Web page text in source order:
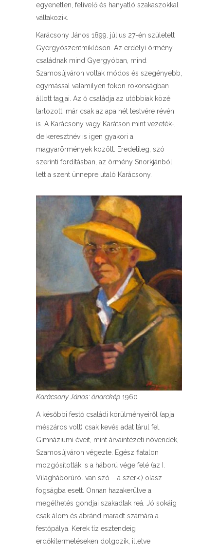
egyenetlen, felívelő és hanyatló szakaszokkal
váltakozik.
Karácsony János 1899. július 27-én született
Gyergyószentmiklóson. Az erdélyi örmény
családnak mind Gyergyóban, mind
Szamosújváron voltak módos és szegényebb,
egymással valamilyen fokon rokonságban
állott tagjai. Az ő családja az utóbbiak közé
tartozott, már csak az apa hét testvére révén
is. A Karácsony vagy Karátson mint vezeték-,
de keresztnév is igen gyakori a
magyarörmények között. Eredetileg, szó
szerinti fordításban, az örmény Snorkjánból
lett a szent ünnepre utaló Karácsony.
Karácsony János: önarckép 1960
A későbbi festő családi körülményeiről (apja
mészáros volt) csak kevés adat tárul fel.
Gimnáziumi éveit, mint árvaintézeti növendék,
Szamosújváron végezte. Egész fiatalon
mozgósították, s a háború vége felé (az I.
Világháborúról van szó – a szerk.) olasz
fogságba esett. Onnan hazakerülve a
megélhetés gondjai szakadtak reá. Jó sokáig
csak álom és ábránd maradt számára a
festőpálya. Kerek tíz esztendeig
erdőkitermeléseken dolgozik, illetve